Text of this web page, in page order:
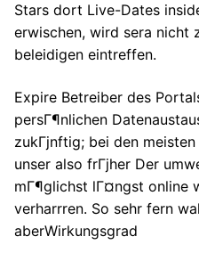
Stars dort Live-Dates
erwischen, wird sera nicht
beleidigen eintreffen.
Expire Betreiber des
persГ¶nlichen
zukГјnftig; bei den
unser also frГјher Der
mГ¶glichst lГ¤ngst online
verharrren. So sehr fern
aberWirkungsgrad